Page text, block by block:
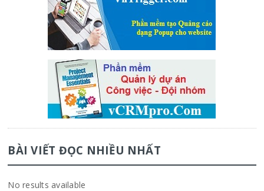
BÀI VIẾT ĐỌC NHIỀU NHẤT
No results available